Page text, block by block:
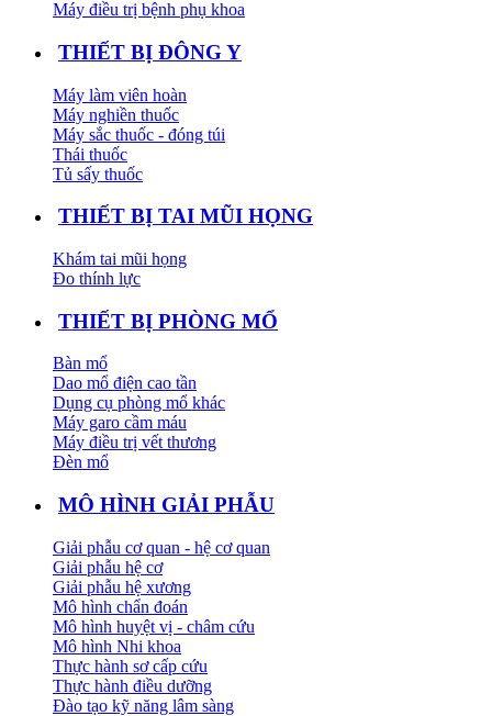
Máy điều trị bệnh phụ khoa
THIẾT BỊ ĐÔNG Y
Máy làm viên hoàn
Máy nghiền thuốc
Máy sắc thuốc - đóng túi
Thái thuốc
Tủ sấy thuốc
THIẾT BỊ TAI MŨI HỌNG
Khám tai mũi họng
Đo thính lực
THIẾT BỊ PHÒNG MỔ
Bàn mổ
Dao mổ điện cao tần
Dụng cụ phòng mổ khác
Máy garo cầm máu
Máy điều trị vết thương
Đèn mổ
MÔ HÌNH GIẢI PHẪU
Giải phẫu cơ quan - hệ cơ quan
Giải phẫu hệ cơ
Giải phẫu hệ xương
Mô hình chẩn đoán
Mô hình huyệt vị - châm cứu
Mô hình Nhi khoa
Thực hành sơ cấp cứu
Thực hành điều dưỡng
Đào tạo kỹ năng lâm sàng